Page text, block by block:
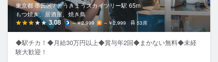
東京都 墨田区 / とうきょうスカイツリー駅 65m
もつ焼き、居酒屋、焼き鳥
3.08 ～￥2,999 ～￥2,999 53席
◆駅チカ！◆月給30万円以上◆賞与年2回◆まかない無料◆未経
験大歓迎！